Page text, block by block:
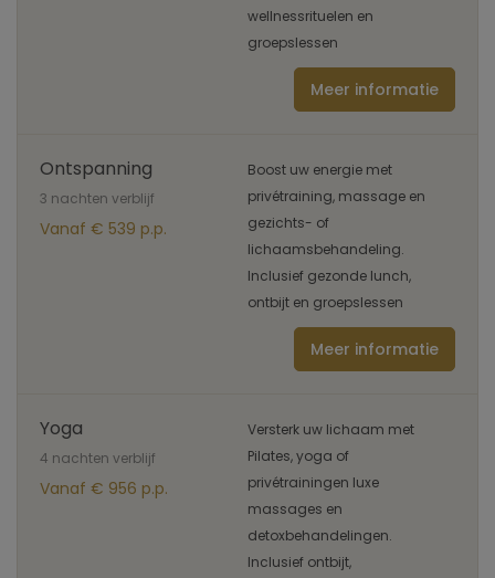
wellnessrituelen en
groepslessen
Meer informatie
Ontspanning
3 nachten verblijf
Vanaf € 539 p.p.
Boost uw energie met
privétraining, massage en
gezichts- of
lichaamsbehandeling.
Inclusief gezonde lunch,
ontbijt en groepslessen
Meer informatie
Yoga
4 nachten verblijf
Vanaf € 956 p.p.
Versterk uw lichaam met
Pilates, yoga of
privétrainingen luxe
massages en
detoxbehandelingen.
Inclusief ontbijt,